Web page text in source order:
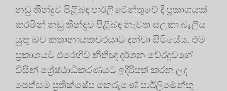
නඩු තීන්දුව පිළිබඳ පාර්ලිමේන්තුවේ දී ප්‍රකාශයක්
කරමින් නඩු තීන්දුව පිළිබඳ නැවත සලකා බැලිය
යුතු බව කතානායකවරයාට දන්වා සිටියේය. එම
ප්‍රකාශයට එරෙහිව නීතිඥ දර්ශන වේරදුවගේ
විසින් ශ්‍රේෂ්ඨාධිකරණයට ඉදිරිපත් කරන ලද
පෙත්සම ප්‍රතික්ෂේප කෙරුණේ පාර්ලිමේන්තු